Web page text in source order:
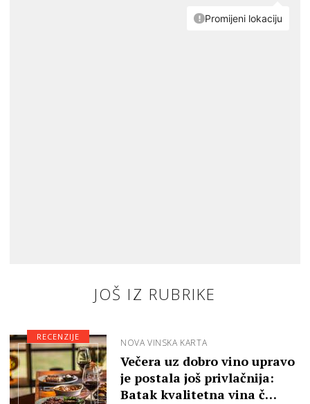
JOŠ IZ RUBRIKE
NOVA VINSKA KARTA
Večera uz dobro vino upravo
je postala još privlačnija:
Batak kvalitetna vina č…
RECENZIJE